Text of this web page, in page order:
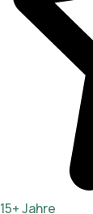
15+ Jahre